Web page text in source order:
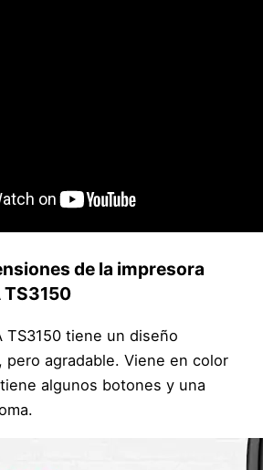
de la impresora
TS3150
TS3150 tiene un diseño
pero agradable. Viene en color
algunos botones y una